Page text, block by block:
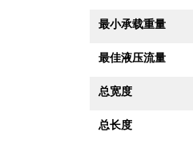
最小承载重量
最佳液压流量
总宽度
总长度